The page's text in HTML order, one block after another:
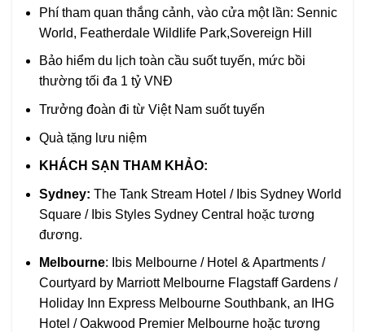
Phí tham quan thắng cảnh, vào cửa một lần: Sennic
World, Featherdale Wildlife Park,Sovereign Hill
Bảo hiểm du lịch toàn cầu suốt tuyến, mức bồi
thường tối đa 1 tỷ VNĐ
Trưởng đoàn đi từ Việt Nam suốt tuyến
Quà tặng lưu niệm
KHÁCH SẠN THAM KHẢO:
Sydney: The Tank Stream Hotel / Ibis Sydney World
Square / Ibis Styles Sydney Central hoặc tương
đương.
Melbourne: Ibis Melbourne / Hotel & Apartments /
Courtyard by Marriott Melbourne Flagstaff Gardens /
Holiday Inn Express Melbourne Southbank, an IHG
Hotel / Oakwood Premier Melbourne hoặc tương